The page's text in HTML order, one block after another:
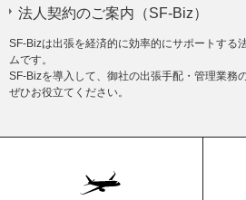
法人契約のご案内（SF-Biz）
SF-Bizは出張を経済的に効率的にサポートする
ムです。
SF-Bizを導入して、御社の出張手配・管理業務
ぜひお役立てください。